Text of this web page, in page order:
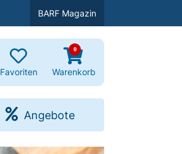
BARF Magazin
Favoriten
0
Warenkorb
Angebote